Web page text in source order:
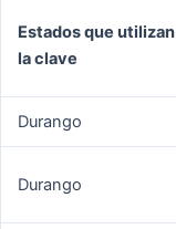
Estados que utilizan
la clave
Durango
Durango